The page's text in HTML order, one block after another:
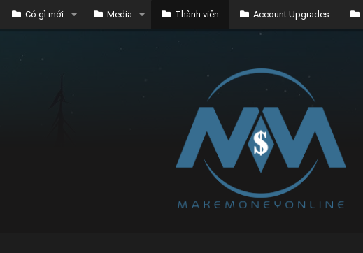
Có gì mới Media Thành viên Account Upgrades